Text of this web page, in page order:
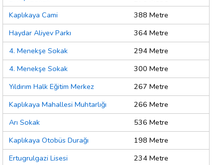
Kaplıkaya Cami
388 Metre
Haydar Aliyev Parkı
364 Metre
4. Menekşe Sokak
294 Metre
4. Menekşe Sokak
300 Metre
Yıldırım Halk Eğitim Merkez
267 Metre
Kaplıkaya Mahallesi Muhtarlığı
266 Metre
Arı Sokak
536 Metre
Kaplıkaya Otobüs Durağı
198 Metre
Ertugrulgazi Lisesi
234 Metre